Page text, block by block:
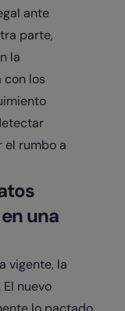
ante
parte,
la
los
el rumbo a
una
vigente, la
nuevo